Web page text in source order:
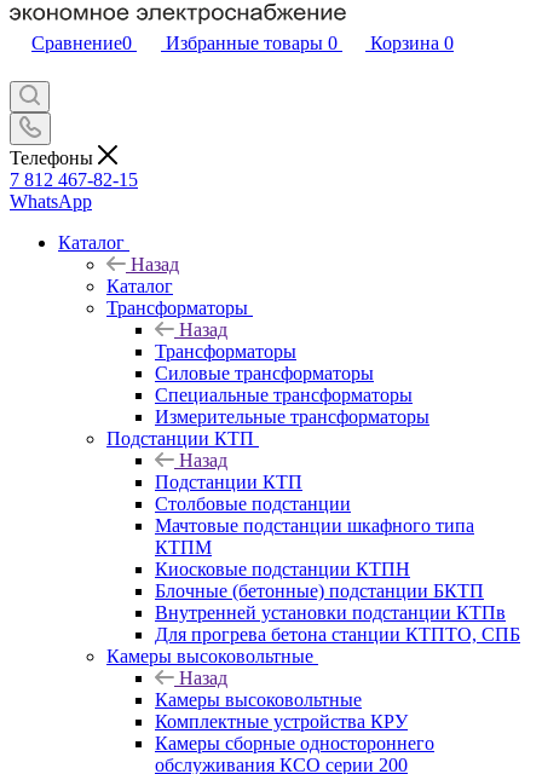
Сравнение0 Избранные товары 0 Корзина 0
Телефоны
7 812 467-82-15
WhatsApp
Каталог
Назад
Каталог
Трансформаторы
Назад
Трансформаторы
Силовые трансформаторы
Специальные трансформаторы
Измерительные трансформаторы
Подстанции КТП
Назад
Подстанции КТП
Столбовые подстанции
Мачтовые подстанции шкафного типа
КТПМ
Киосковые подстанции КТПН
Блочные (бетонные) подстанции БКТП
Внутренней установки подстанции КТПв
Для прогрева бетона станции КТПТО, СПБ
Камеры высоковольтные
Назад
Камеры высоковольтные
Комплектные устройства КРУ
Камеры сборные одностороннего
обслуживания КСО серии 200